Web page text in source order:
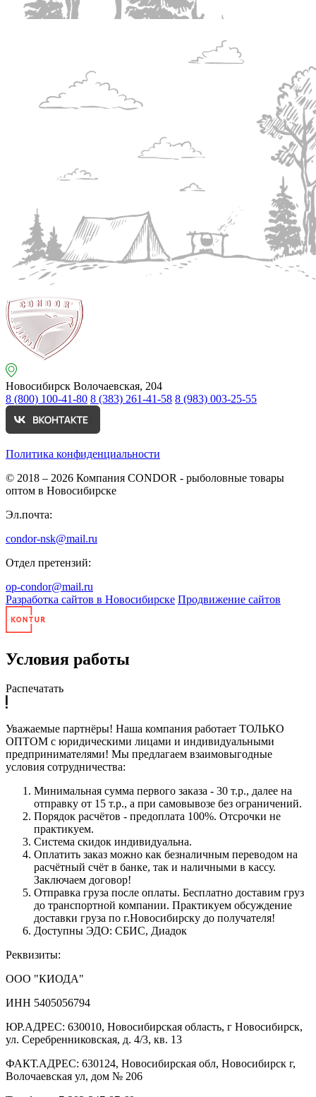
Новосибирск Волочаевская, 204
8 (800) 100-41-80 8 (383) 261-41-58 8 (983) 003-25-55
Политика конфиденциальности
© 2018 – 2026 Компания CONDOR - рыболовные товары
оптом в Новосибирске
Эл.почта:
condor-nsk@mail.ru
Отдел претензий:
op-condor@mail.ru
Разработка сайтов в Новосибирске Продвижение сайтов
Условия работы
Распечатать
Уважаемые партнёры! Наша компания работает ТОЛЬКО
ОПТОМ с юридическими лицами и индивидуальными
предпринимателями! Мы предлагаем взаимовыгодные
условия сотрудничества:
Минимальная сумма первого заказа - 30 т.р., далее на
отправку от 15 т.р., а при самовывозе без ограничений.
Порядок расчётов - предоплата 100%. Отсрочки не
практикуем.
Система скидок индивидуальна.
Оплатить заказ можно как безналичным переводом на
расчётный счёт в банке, так и наличными в кассу.
Заключаем договор!
Отправка груза после оплаты. Бесплатно доставим груз
до транспортной компании. Практикуем обсуждение
доставки груза по г.Новосибирску до получателя!
Доступны ЭДО: СБИС, Диадок
Реквизиты:
ООО "КИОДА"
ИНН 5405056794
ЮР.АДРЕС: 630010, Новосибирская область, г Новосибирск,
ул. Серебренниковская, д. 4/3, кв. 13
ФАКТ.АДРЕС: 630124, Новосибирская обл, Новосибирск г,
Волочаевская ул, дом № 206